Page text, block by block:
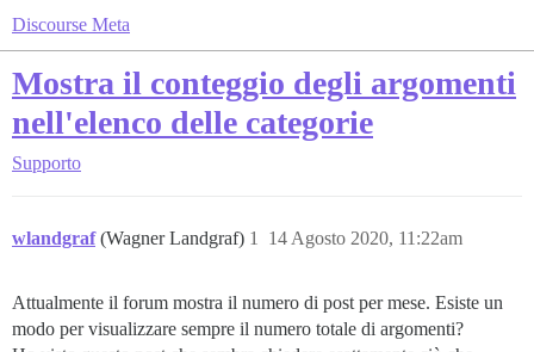
Discourse Meta
Mostra il conteggio degli argomenti
nell'elenco delle categorie
Supporto
wlandgraf (Wagner Landgraf) 14 Agosto 2020, 11:22am
1
Attualmente il forum mostra il numero di post per mese. Esiste un
modo per visualizzare sempre il numero totale di argomenti?